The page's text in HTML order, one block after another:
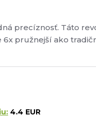
precíznosť. Táto
pružnejší ako
zvuky a
4.4 EUR